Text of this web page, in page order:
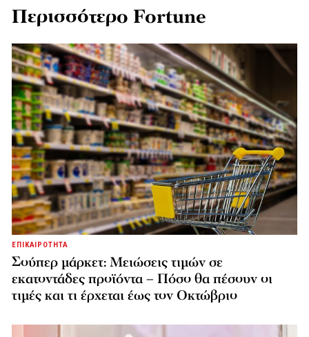
Περισσότερο Fortune
ΕΠΙΚΑΙΡΟΤΗΤΑ
Σούπερ μάρκετ: Μειώσεις τιμών σε
εκατοντάδες προϊόντα – Πόσο θα πέσουν οι
τιμές και τι έρχεται έως τον Οκτώβριο